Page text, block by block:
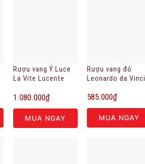
Rượu vang Ý Luce
La Vite Lucente
1.080.000₫
MUA NGAY
Rượu vang đỏ
Leonardo da Vinci
Toscano
585.000₫
MUA NGAY